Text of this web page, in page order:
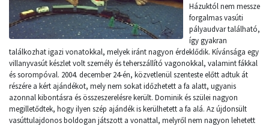
Házuktól nem messze
forgalmas vasúti
pályaudvar található,
így gyakran
találkozhat igazi vonatokkal, melyek iránt nagyon érdeklődik. Kívánsága egy
villanyvasút készlet volt személy és teherszállító vagonokkal, valamint fákkal
és sorompóval. 2004. december 24-én, közvetlenül szenteste előtt adtuk át
részére a kért ajándékot, mely nem sokat időzhetett a fa alatt, ugyanis
azonnal kibontásra és összeszerelésre került. Dominik és szülei nagyon
megilletődtek, hogy ilyen szép ajándék is kerülhetett a fa alá. Az újdonsült
vasúttulajdonos boldogan játszott a vonattal, melyről nem nagyon lehetett